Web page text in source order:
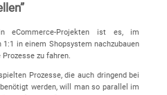
eCommerce-Projekten ist es, im
in einem Shopsystem nachzubauen
zu fahren.
Prozesse, die auch dringend bei
werden, will man so parallel im